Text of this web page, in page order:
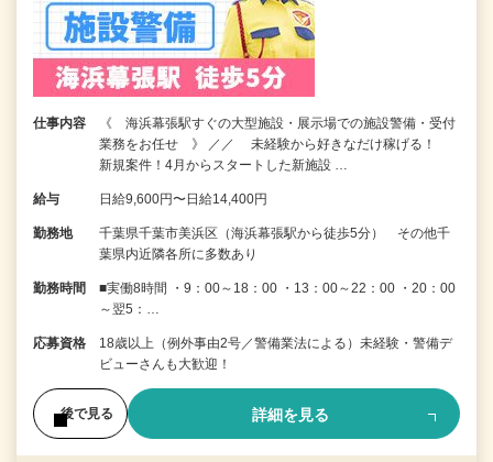
仕事内容
《 海浜幕張駅すぐの大型施設・展示場での施設警備・受付
業務をお任せ 》 ／／ 未経験から好きなだけ稼げる！
新規案件！4月からスタートした新施設 …
給与 日給9,600円〜日給14,400円
勤務地
千葉県千葉市美浜区（海浜幕張駅から徒歩5分） その他千
葉県内近隣各所に多数あり
勤務時間
■実働8時間 ・9：00～18：00 ・13：00～22：00 ・20：00
～翌5：…
応募資格
18歳以上（例外事由2号／警備業法による）未経験・警備デ
ビューさんも大歓迎！
後で見る 詳細を見る